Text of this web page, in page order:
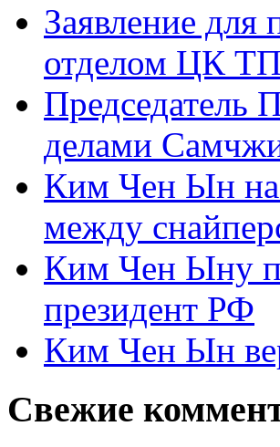
Заявление для
отделом ЦК
Председатель
делами
Ким Чен Ын
между
Ким Чен Ыну
президент РФ
Ким Чен Ын
Свежие